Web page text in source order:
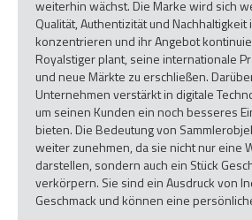
weiterhin wächst. Die Marke wird sich
Qualität, Authentizität und
konzentrieren und ihr Angebot
Royalstiger plant, seine internationale
und neue Märkte zu erschließen.
Unternehmen verstärkt in digitale
um seinen Kunden ein noch besseres
bieten. Die Bedeutung von
weiter zunehmen, da sie nicht nur eine
darstellen, sondern auch ein Stück
verkörpern. Sie sind ein Ausdruck von
Geschmack und können eine